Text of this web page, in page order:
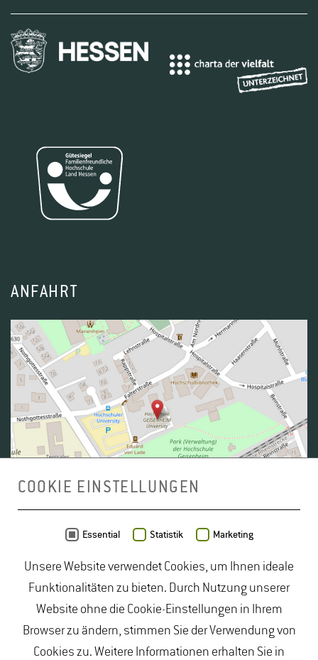
ANFAHRT
OpenStreetMap- Veröffentlicht unterODbL
duales Studium Gartenbau| Gartenbau Studium|
Lebensmittelrecht Studium|Lebensmittelsicherheit
Studium| Naturschutz Studium|Oenologie
Studium| Studiengang Logistik|Studiengänge
COOKIE EINSTELLUNGEN
Essential Statistik Marketing
Unsere Website verwendet Cookies, um Ihnen ideale
Funktionalitäten zu bieten. Durch Nutzung unserer
Website ohne die Cookie-Einstellungen in Ihrem
Browser zu ändern, stimmen Sie der Verwendung von
Cookies zu. Weitere Informationen erhalten Sie in